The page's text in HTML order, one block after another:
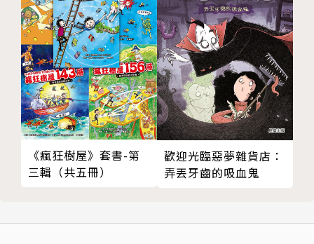
【強力推薦】
Tey Cheng｜FB「小學生都看什麼書」版主
小熊媽張美蘭｜親職作家
涂豐恩｜故事 StoryStudio 創辦人暨主編
鄭俊德｜閱讀人社群主編
蔡依橙｜陪你看國際新聞 創辦人
魏瑋志(澤爸)｜親職教育講師
（以上依首字筆畫順序排列）
【必讀理由】
《瘋狂樹屋》套書-第
三輯（共五冊）
歡迎光臨惡夢雜貨店：
弄丟牙齒的吸血鬼